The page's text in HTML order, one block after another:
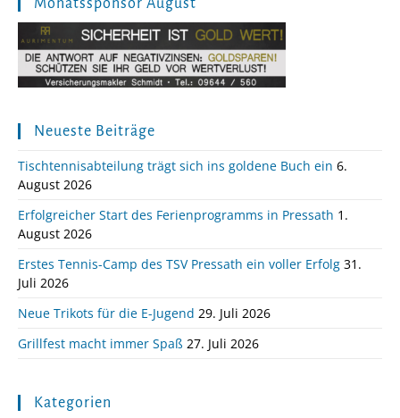
Monatssponsor August
Neueste Beiträge
Tischtennisabteilung trägt sich ins goldene Buch ein 6.
August 2026
Erfolgreicher Start des Ferienprogramms in Pressath 1.
August 2026
Erstes Tennis-Camp des TSV Pressath ein voller Erfolg 31.
Juli 2026
Neue Trikots für die E-Jugend 29. Juli 2026
Grillfest macht immer Spaß 27. Juli 2026
Kategorien